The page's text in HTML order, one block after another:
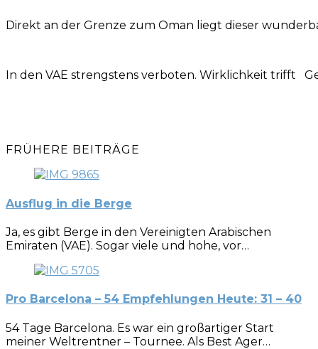
Direkt an der Grenze zum Oman liegt dieser
In den VAE strengstens verboten. Wirklichkeit trifft
FRÜHERE BEITRÄGE
Ausflug in die Berge
Ja, es gibt Berge in den Vereinigten Arabischen
Emiraten (VAE). Sogar viele und hohe, vor…
Pro Barcelona – 54 Empfehlungen Heute: 31 – 40
54 Tage Barcelona. Es war ein großartiger Start
meiner Weltrentner – Tournee. Als Best Ager…